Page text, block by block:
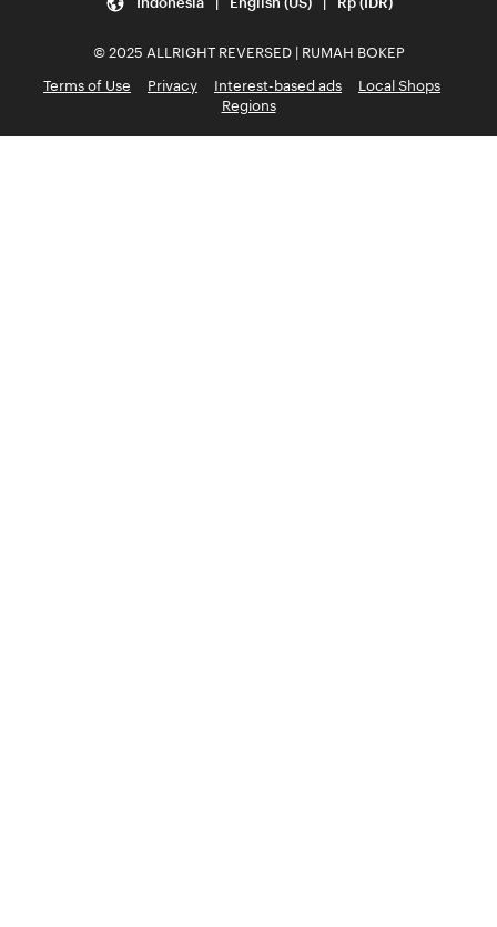
© 2025 ALLRIGHT REVERSED | RUMAH BOKEP
Terms of Use
Privacy Interest-based ads
Local Shops
Regions